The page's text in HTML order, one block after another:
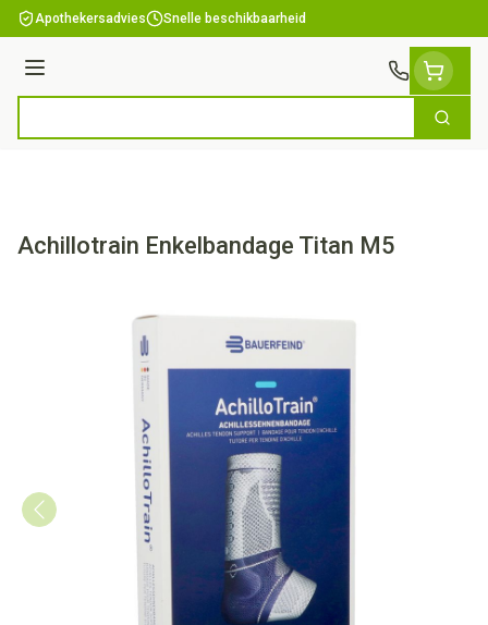
Ga naar de inhoud
Apothekersadvies Snelle beschikbaarheid
Menu
Zoek
Achillotrain Enkelbandage Titan M5